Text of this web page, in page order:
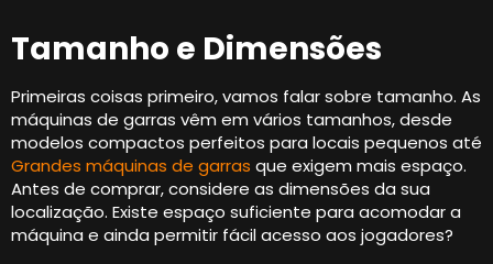
Tamanho e Dimensões
Primeiras coisas primeiro, vamos falar sobre tamanho. As
máquinas de garras vêm em vários tamanhos, desde
modelos compactos perfeitos para locais pequenos até
Grandes máquinas de garras que exigem mais espaço.
Antes de comprar, considere as dimensões da sua
localização. Existe espaço suficiente para acomodar a
máquina e ainda permitir fácil acesso aos jogadores?